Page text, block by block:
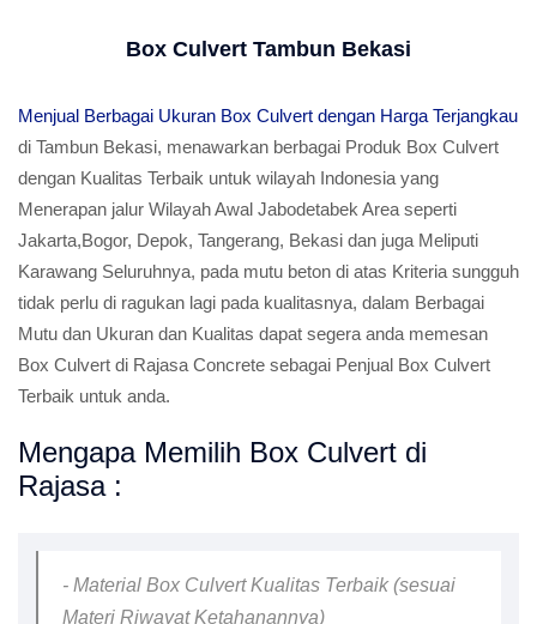
Box Culvert Tambun Bekasi
Menjual Berbagai Ukuran Box Culvert dengan Harga Terjangkau
di Tambun Bekasi, menawarkan berbagai Produk Box Culvert
dengan Kualitas Terbaik untuk wilayah Indonesia yang
Menerapan jalur Wilayah Awal Jabodetabek Area seperti
Jakarta,Bogor, Depok, Tangerang, Bekasi dan juga Meliputi
Karawang Seluruhnya, pada mutu beton di atas Kriteria sungguh
tidak perlu di ragukan lagi pada kualitasnya, dalam Berbagai
Mutu dan Ukuran dan Kualitas dapat segera anda memesan
Box Culvert di Rajasa Concrete sebagai Penjual Box Culvert
Terbaik untuk anda.
Mengapa Memilih Box Culvert di
Rajasa :
- Material Box Culvert Kualitas Terbaik (sesuai
Materi Riwayat Ketahanannya)